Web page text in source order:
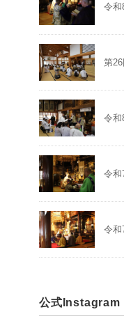
令
第
令
令
令
公式Instagram